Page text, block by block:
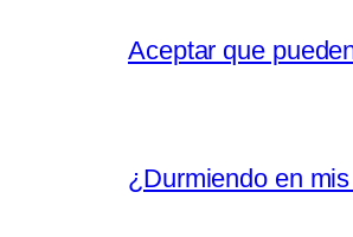
Aceptar que
¿Durmiendo en